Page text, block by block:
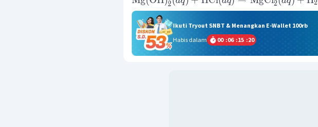
2 2 2
Ikuti Tryout SNBT & Menangkan E-Wallet 100rb
Habis dalam
00 :06 :15 :19